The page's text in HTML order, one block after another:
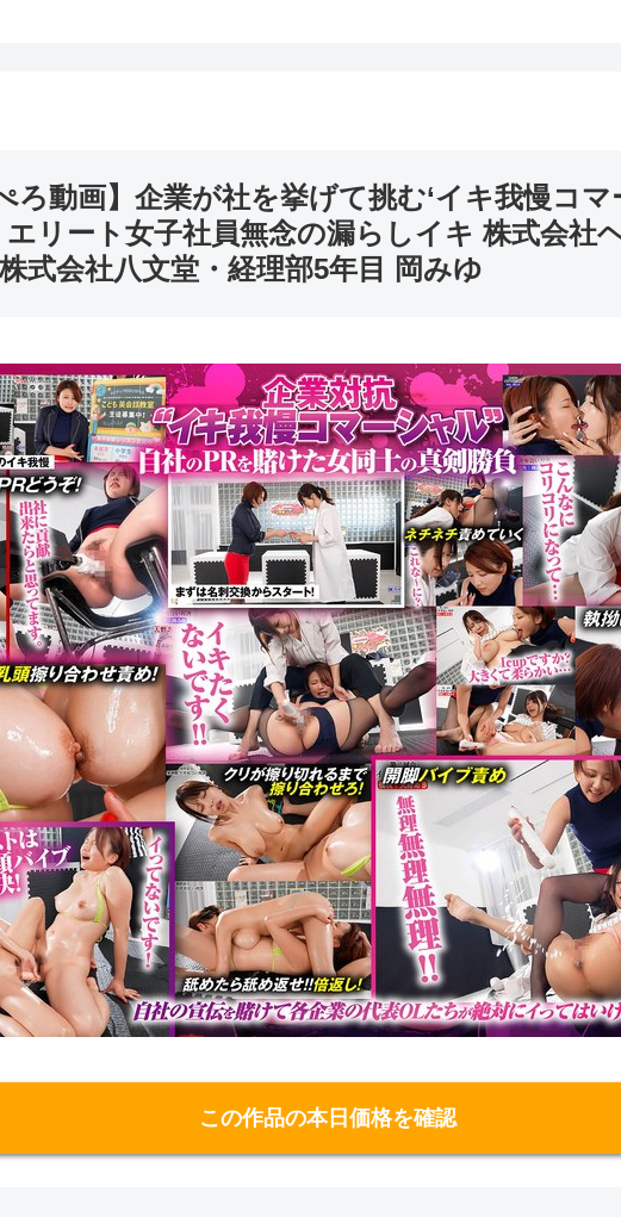
動画】 企業が社を挙げて挑む‘イキ我慢コマ
リート女子社員無念の漏らしイキ 株式会社
式会社八文堂・経理部5年目 岡みゆ
この作品の本日価格を確認